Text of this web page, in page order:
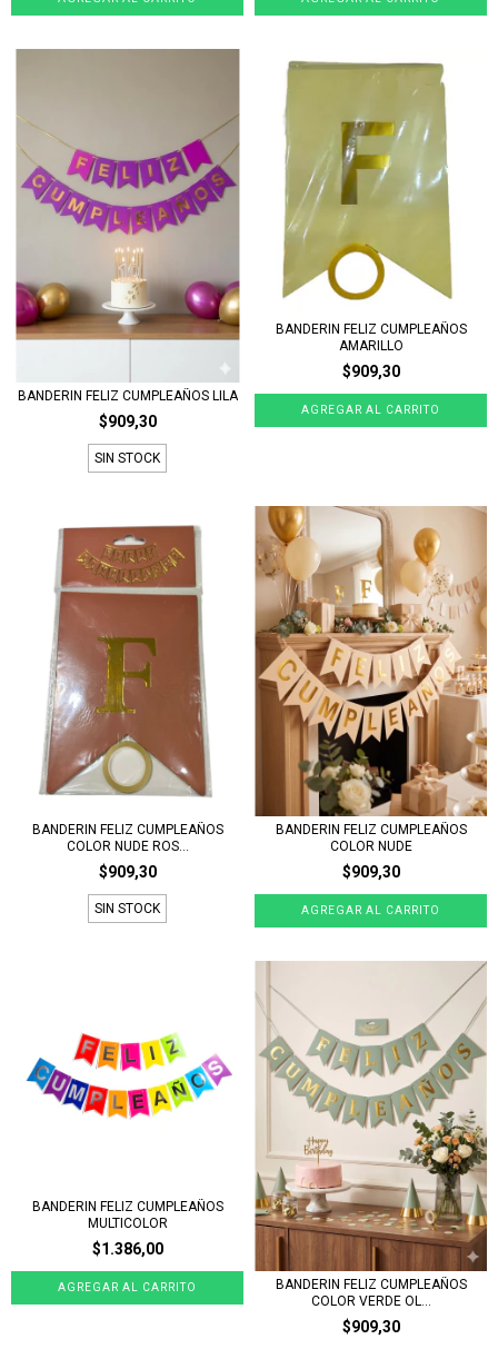
BANDERIN FELIZ CUMPLEAÑOS LILA
$909,30
SIN STOCK
BANDERIN FELIZ CUMPLEAÑOS
AMARILLO
$909,30
BANDERIN FELIZ CUMPLEAÑOS
COLOR NUDE ROS...
$909,30
SIN STOCK
BANDERIN FELIZ CUMPLEAÑOS
COLOR NUDE
$909,30
BANDERIN FELIZ CUMPLEAÑOS
MULTICOLOR
$1.386,00
BANDERIN FELIZ CUMPLEAÑOS
COLOR VERDE OL...
$909,30